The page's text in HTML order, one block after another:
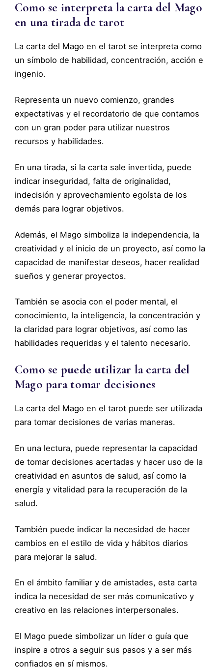
Como se interpreta la carta del Mago
en una tirada de tarot
La carta del Mago en el tarot se interpreta como
un símbolo de habilidad, concentración, acción e
ingenio.
Representa un nuevo comienzo, grandes
expectativas y el recordatorio de que contamos
con un gran poder para utilizar nuestros
recursos y habilidades.
En una tirada, si la carta sale invertida, puede
indicar inseguridad, falta de originalidad,
indecisión y aprovechamiento egoísta de los
demás para lograr objetivos.
Además, el Mago simboliza la independencia, la
creatividad y el inicio de un proyecto, así como la
capacidad de manifestar deseos, hacer realidad
sueños y generar proyectos.
También se asocia con el poder mental, el
conocimiento, la inteligencia, la concentración y
la claridad para lograr objetivos, así como las
habilidades requeridas y el talento necesario.
Como se puede utilizar la carta del
Mago para tomar decisiones
La carta del Mago en el tarot puede ser utilizada
para tomar decisiones de varias maneras.
En una lectura, puede representar la capacidad
de tomar decisiones acertadas y hacer uso de la
creatividad en asuntos de salud, así como la
energía y vitalidad para la recuperación de la
salud.
También puede indicar la necesidad de hacer
cambios en el estilo de vida y hábitos diarios
para mejorar la salud.
En el ámbito familiar y de amistades, esta carta
indica la necesidad de ser más comunicativo y
creativo en las relaciones interpersonales.
El Mago puede simbolizar un líder o guía que
inspire a otros a seguir sus pasos y a ser más
confiados en sí mismos.